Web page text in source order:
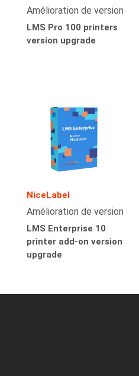
Amélioration de version
LMS Pro 100 printers
version upgrade
NiceLabel
Amélioration de version
LMS Enterprise 10
printer add-on version
upgrade